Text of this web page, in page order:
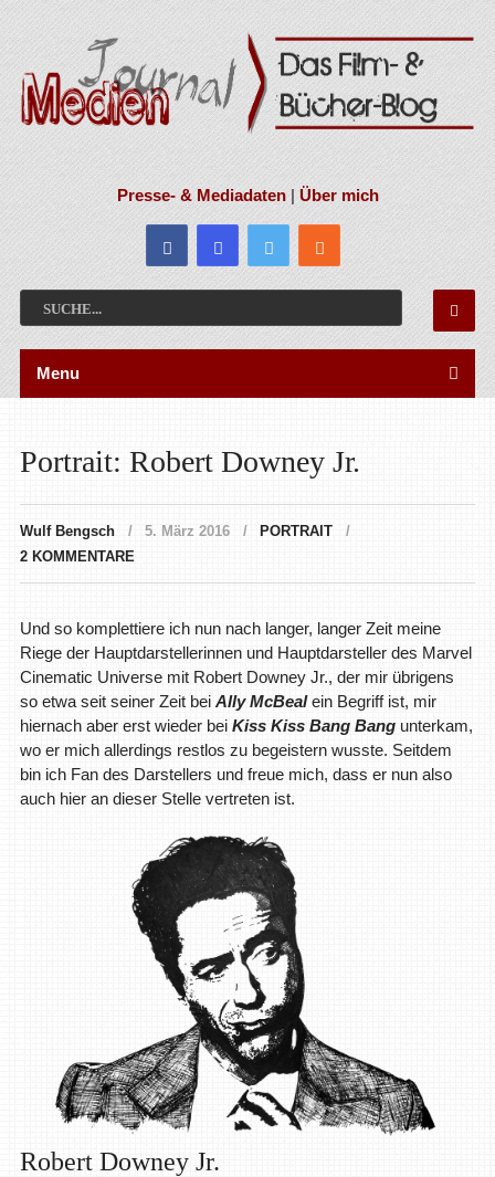
Presse- & Mediadaten|Über mich
Menu
Portrait: Robert Downey Jr.
Wulf Bengsch 5. März 2016
PORTRAIT
2 KOMMENTARE
Und so komplettiere ich nun nach langer, langer Zeit meine
Riege der Hauptdarstellerinnen und Hauptdarsteller des Marvel
Cinematic Universe mit Robert Downey Jr., der mir übrigens
so etwa seit seiner Zeit bei Ally McBealein Begriff ist, mir
hiernach aber erst wieder bei Kiss Kiss Bang Bangunterkam,
wo er mich allerdings restlos zu begeistern wusste. Seitdem
bin ich Fan des Darstellers und freue mich, dass er nun also
auch hier an dieser Stelle vertreten ist.
Robert Downey Jr.